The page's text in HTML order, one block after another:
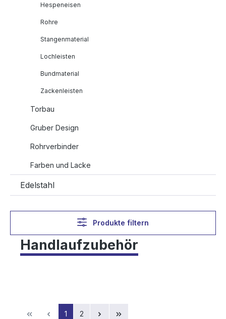
Hespeneisen
Rohre
Stangenmaterial
Lochleisten
Bundmaterial
Zackenleisten
Torbau
Gruber Design
Rohrverbinder
Farben und Lacke
Edelstahl
Produkte filtern
Handlaufzubehör
Seite
1 Seite
2